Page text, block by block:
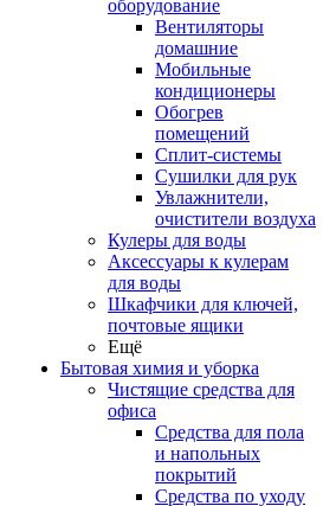
оборудование
Вентиляторы
домашние
Мобильные
кондиционеры
Обогрев
помещений
Сплит-системы
Сушилки для рук
Увлажнители,
очистители воздуха
Кулеры для воды
Аксессуары к кулерам
для воды
Шкафчики для ключей,
почтовые ящики
Ещё
Бытовая химия и уборка
Чистящие средства для
офиса
Средства для пола
и напольных
покрытий
Средства по уходу